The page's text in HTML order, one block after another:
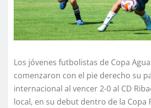
Los jóvenes futbolistas de Copa
comenzaron con el pie derecho su
internacional al vencer 2-0 al CD
local, en su debut dentro de la Copa